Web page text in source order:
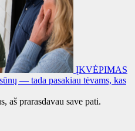
ĮKVĖPIMAS
— tada pasakiau tėvams, kas
aš prarasdavau save pati.